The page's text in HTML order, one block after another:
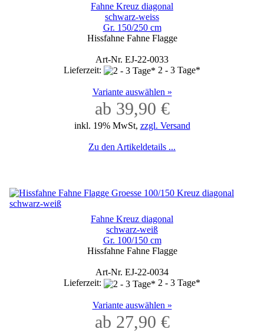
Fahne Kreuz diagonal
schwarz-weiss
Gr. 150/250 cm
Hissfahne Fahne Flagge
Art-Nr. EJ-22-0033
Lieferzeit:
2 - 3 Tage*
Variante auswählen »
ab 39,90 €
inkl. 19% MwSt, zzgl. Versand
Zu den Artikeldetails ...
Fahne Kreuz diagonal
schwarz-weiß
Gr. 100/150 cm
Hissfahne Fahne Flagge
Art-Nr. EJ-22-0034
Lieferzeit:
2 - 3 Tage*
Variante auswählen »
ab 27,90 €